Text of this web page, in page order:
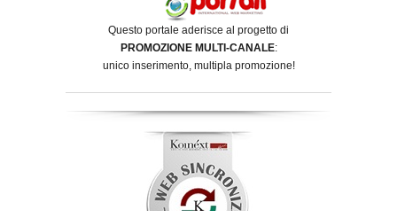
Questo portale aderisce al progetto di
PROMOZIONE MULTI-CANALE:
unico inserimento, multipla promozione!